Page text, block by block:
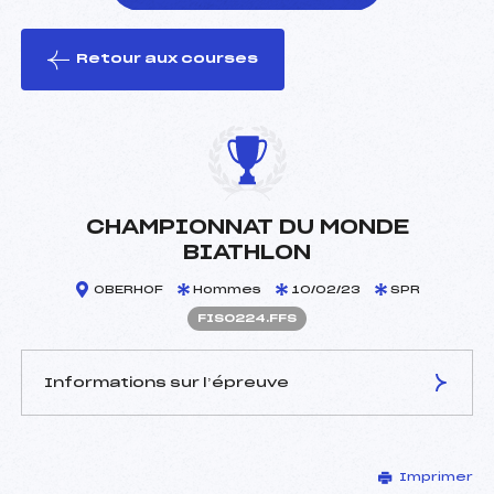
le ski
Retour aux courses
CHAMPIONNAT DU MONDE
BIATHLON
OBERHOF Hommes 10/02/23 SPR
FIS0224.FFS
Informations sur l’épreuve
–
Imprimer